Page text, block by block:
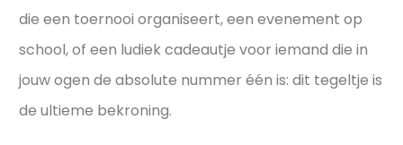
e
die een toernooi organiseert, een evenement op
school, of een ludiek cadeautje voor iemand die in
jouw ogen de absolute nummer één is: dit tegeltje is
de ultieme bekroning.